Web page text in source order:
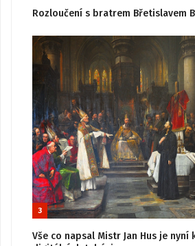
Rozloučení s bratrem Břetislavem
3
Vše co napsal Mistr Jan Hus je nyní